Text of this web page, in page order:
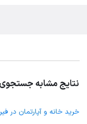
نتایج مشابه
خرید خانه و آپارتمان در